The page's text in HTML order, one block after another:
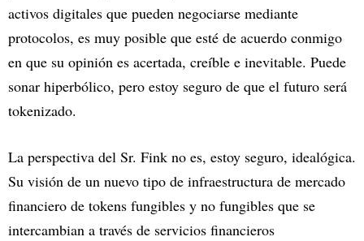
activos digitales que pueden negociarse mediante
protocolos, es muy posible que esté de acuerdo conmigo
en que su opinión es acertada, creíble e inevitable. Puede
sonar hiperbólico, pero estoy seguro de que el futuro será
tokenizado.
La perspectiva del Sr. Fink no es, estoy seguro, idealógica.
Su visión de un nuevo tipo de infraestructura de mercado
financiero de tokens fungibles y no fungibles que se
intercambian a través de servicios financieros